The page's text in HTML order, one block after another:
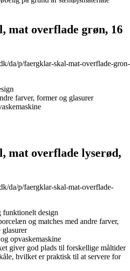
mat overflade grøn, 16
da/p/faergklar-skal-mat-overflade-gron-
farver, former og glasurer
mat overflade lyserød,
da/p/faergklar-skal-mat-overflade-
funktionelt design
og matches med andre farver,
opvaskemaskine
giver god plads til forskellige måltider
hvilket er praktisk til at servere for